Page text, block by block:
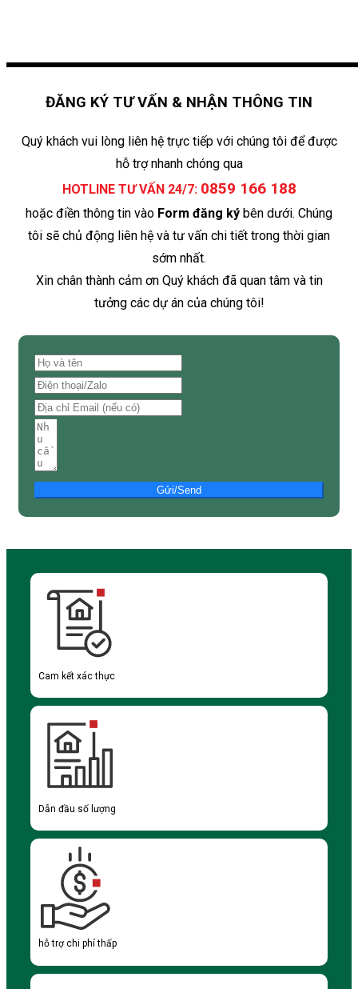
ĐĂNG KÝ TƯ VẤN & NHẬN THÔNG TIN
Quý khách vui lòng liên hệ trực tiếp với chúng tôi để được
hỗ trợ nhanh chóng qua
HOTLINE TƯ VẤN 24/7: 0859 166 188
hoặc điền thông tin vào Form đăng ký bên dưới. Chúng
tôi sẽ chủ động liên hệ và tư vấn chi tiết trong thời gian
sớm nhất.
Xin chân thành cảm ơn Quý khách đã quan tâm và tin
tưởng các dự án của chúng tôi!
Gửi/Send
Cam kết xác thực
Dẫn đầu số lượng
hỗ trợ chi phí thấp